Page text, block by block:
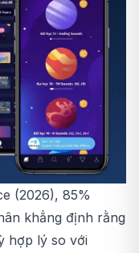
(2026), 85%
khẳng định rằng
hợp lý so với